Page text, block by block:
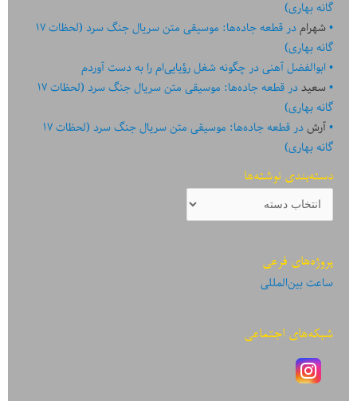
گانه بهاری)
شهرامدر
قطعه جاده‌ها: موسیقی متن سریال جنگ سرد (لحظات ۱۷
گانه بهاری)
ابوالفضل آهنیدرچگونه شغل رؤیایی‌ام را به دست آوردم
سعیددر
قطعه جاده‌ها: موسیقی متن سریال جنگ سرد (لحظات ۱۷
گانه بهاری)
آرشدر
قطعه جاده‌ها: موسیقی متن سریال جنگ سرد (لحظات ۱۷
گانه بهاری)
دسته‌بندی نوشته‌ها
دسته‌بندی
نوشته‌ها
پروژه‌های فرعی
ساعت بین‌المللی
شبکه‌های اجتماعی